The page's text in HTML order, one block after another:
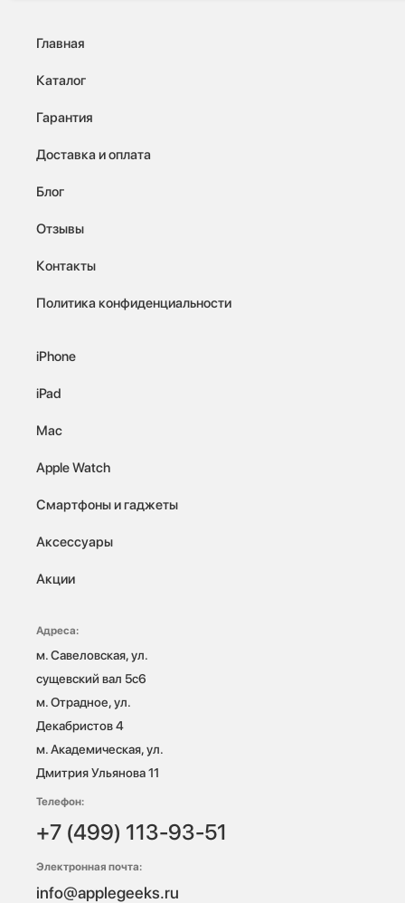
Главная
Каталог
Гарантия
Доставка и оплата
Блог
Отзывы
Контакты
Политика конфиденциальности
iPhone
iPad
Mac
Apple Watch
Смартфоны и гаджеты
Аксессуары
Акции
Адреса:
м. Савеловская, ул.
сущевский вал 5с6
м. Отрадное, ул.
Декабристов 4
м. Академическая, ул.
Дмитрия Ульянова 11
Телефон:
+7 (499) 113-93-51
Электронная почта:
info@applegeeks.ru